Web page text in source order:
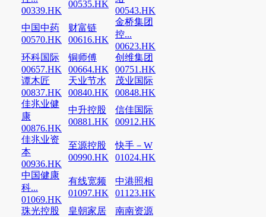
00339.HK
00535.HK
00543.HK
中国中药
00570.HK
财富链
00616.HK
金桥集团
控...
00623.HK
环科国际
00657.HK
铜师傅
00664.HK
创维集团
00751.HK
谭木匠
00837.HK
天业节水
00840.HK
茂业国际
00848.HK
佳兆业健
康
00876.HK
中升控股
00881.HK
信佳国际
00912.HK
佳兆业资
本
00936.HK
至源控股
00990.HK
快手－W
01024.HK
中国健康
科...
01069.HK
有线宽频
01097.HK
中港照相
01123.HK
珠光控股
皇朝家居
南南资源